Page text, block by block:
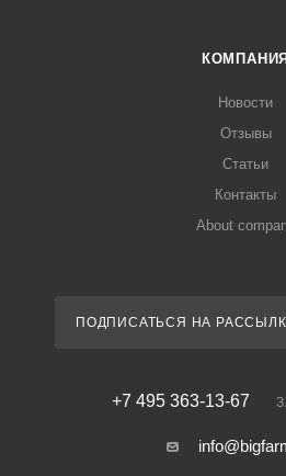
КОМПАНИЯ
Новости
Отзывы
Статьи
Контакты
About
ПОДПИСАТЬСЯ НА
+7 495 363-13-67